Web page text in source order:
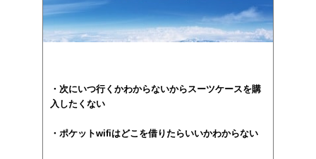
・次にいつ行くかわからないからスーツケースを購
入したくない
・ポケットwifiはどこを借りたらいいかわからない